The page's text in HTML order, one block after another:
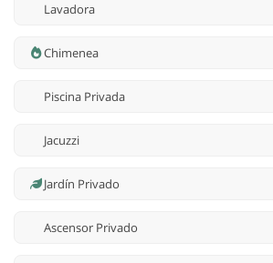
Lavadora
Chimenea
Piscina Privada
Jacuzzi
Jardín Privado
Ascensor Privado